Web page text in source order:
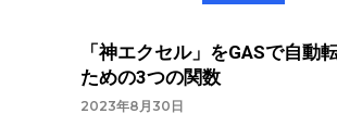
「神エクセル」をGASで自動
ための3つの関数
2023年8月30日